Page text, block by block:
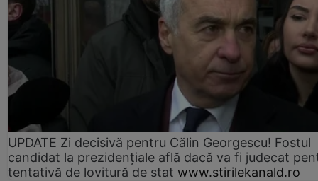
UPDATE Zi decisivă pentru Călin Georgescu! Fostul
candidat la prezidențiale află dacă va fi judecat
tentativă de lovitură de stat www.stirilekanald.ro